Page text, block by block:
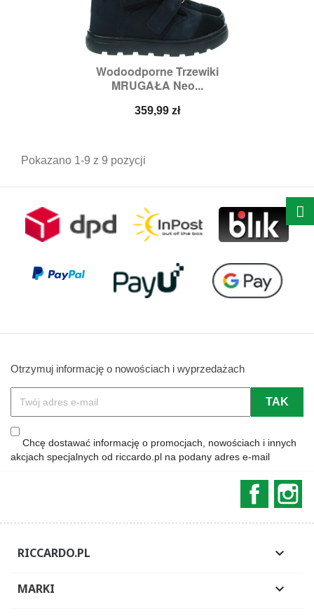
Wodoodporne Trzewiki
MRUGAŁA Neo...
Cena
359,99 zł
Pokazano 1-9 z 9 pozycji
Otrzymuj informację o nowościach i wyprzedażach
Chcę dostawać informację o promocjach, nowościach i innych
akcjach specjalnych od riccardo.pl na podany adres e-mail
RICCARDO.PL 
MARKI 